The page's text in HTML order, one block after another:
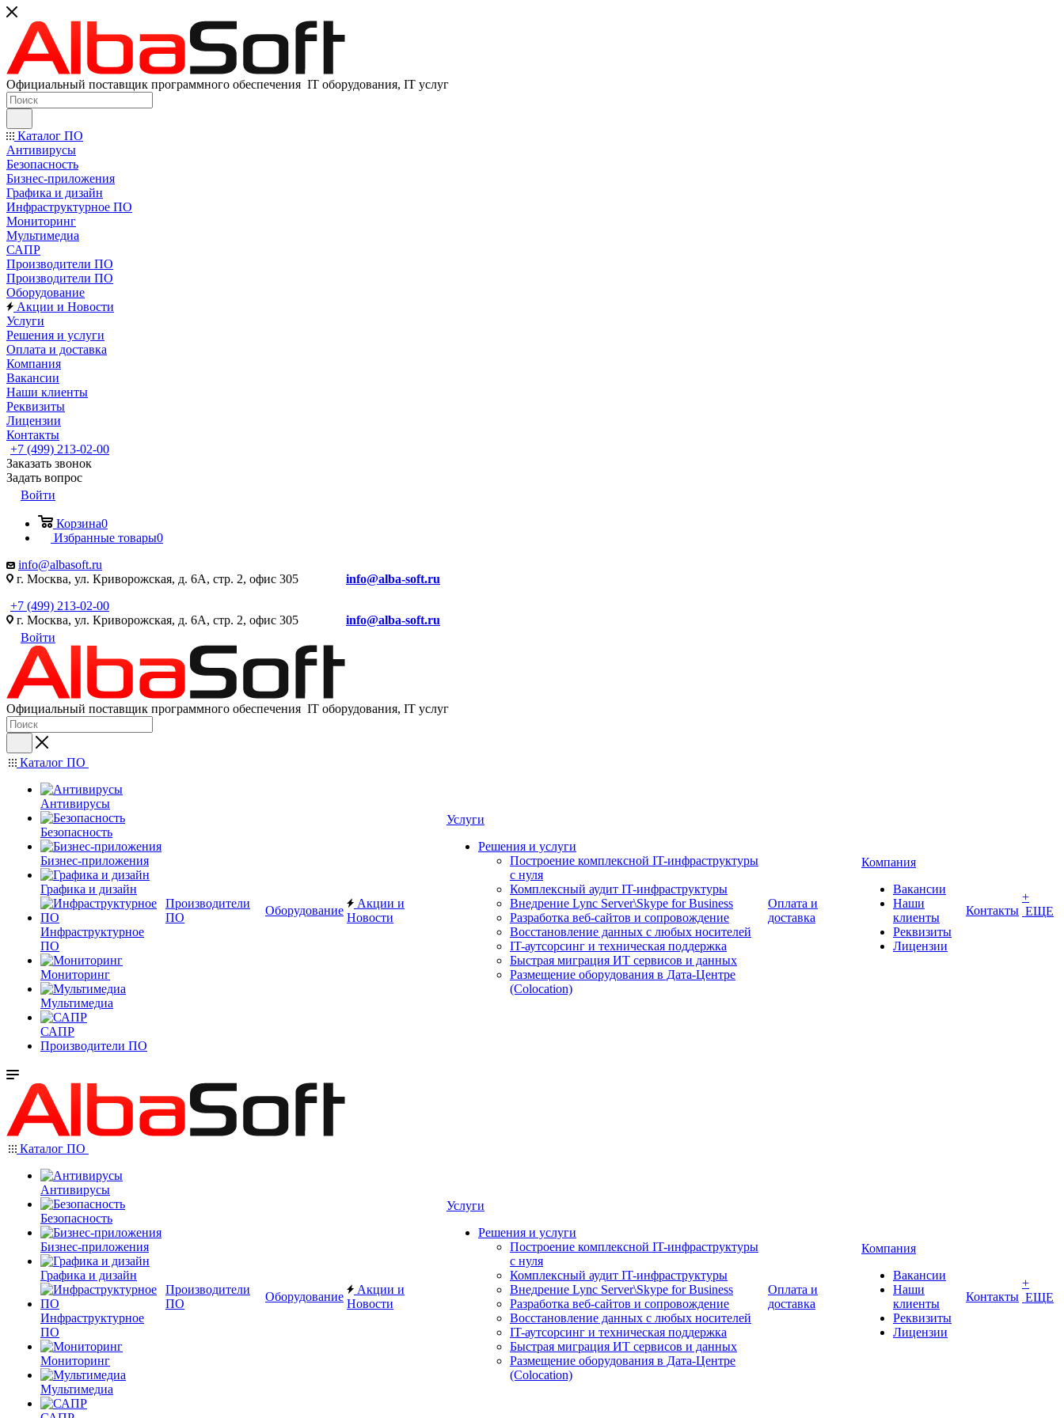
Официальный поставщик программного обеспечения IT оборудования, IT услуг
Каталог ПО
Антивирусы
Безопасность
Бизнес-приложения
Графика и дизайн
Инфраструктурное ПО
Мониторинг
Мультимедиа
САПР
Производители ПО
Производители ПО
Оборудование
Акции и Новости
Услуги
Решения и услуги
Оплата и доставка
Компания
Вакансии
Наши клиенты
Реквизиты
Лицензии
Контакты
+7 (499) 213-02-00
Заказать звонок
Задать вопрос
Войти
Корзина0
Избранные товары0
info@albasoft.ru
г. Москва, ул. Криворожская, д. 6А, стр. 2, офис 305 info@alba-soft.ru
+7 (499) 213-02-00
г. Москва, ул. Криворожская, д. 6А, стр. 2, офис 305 info@alba-soft.ru
Войти
Официальный поставщик программного обеспечения IT оборудования, IT услуг
Каталог ПО
Антивирусы
Безопасность
Бизнес-приложения
Графика и дизайн
Инфраструктурное
ПО
Мониторинг
Мультимедиа
САПР
Производители ПО
Производители
ПО
Оборудование
Акции и
Новости
Услуги
Решения и услуги
Построение комплексной IT-инфраструктуры
с нуля
Комплексный аудит IT-инфраструктуры
Внедрение Lync Server\Skype for Business
Разработка веб-сайтов и сопровождение
Восстановление данных с любых носителей
IT-аутсорсинг и техническая поддержка
Быстрая миграция ИТ сервисов и данных
Размещение оборудования в Дата-Центре
(Colocation)
Оплата и
доставка
Компания
Вакансии
Наши
клиенты
Реквизиты
Лицензии
Контакты
+
ЕЩЕ
Каталог ПО
Антивирусы
Безопасность
Бизнес-приложения
Графика и дизайн
Инфраструктурное
ПО
Мониторинг
Мультимедиа
Производители
ПО
Оборудование
Акции и
Новости
Услуги
Решения и услуги
Построение комплексной IT-инфраструктуры
с нуля
Комплексный аудит IT-инфраструктуры
Внедрение Lync Server\Skype for Business
Разработка веб-сайтов и сопровождение
Восстановление данных с любых носителей
IT-аутсорсинг и техническая поддержка
Быстрая миграция ИТ сервисов и данных
Размещение оборудования в Дата-Центре
(Colocation)
Оплата и
доставка
Компания
Вакансии
Наши
клиенты
Реквизиты
Лицензии
Контакты
+
ЕЩЕ